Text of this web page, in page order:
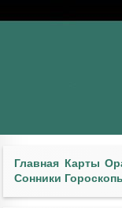
Главная Карты
Сонники